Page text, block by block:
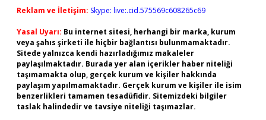
Reklam ve İletişim: Skype: live:.cid.575569c608265c69
Yasal Uyarı: Bu internet sitesi, herhangi bir marka, kurum
veya şahıs şirketi ile hiçbir bağlantısı bulunmamaktadır.
Sitede yalnızca kendi hazırladığımız makaleler
paylaşılmaktadır. Burada yer alan içerikler haber niteliği
taşımamakta olup, gerçek kurum ve kişiler hakkında
paylaşım yapılmamaktadır. Gerçek kurum ve kişiler ile isim
benzerlikleri tamamen tesadüfidir. Sitemizdeki bilgiler
taslak halindedir ve tavsiye niteliği taşımazlar.